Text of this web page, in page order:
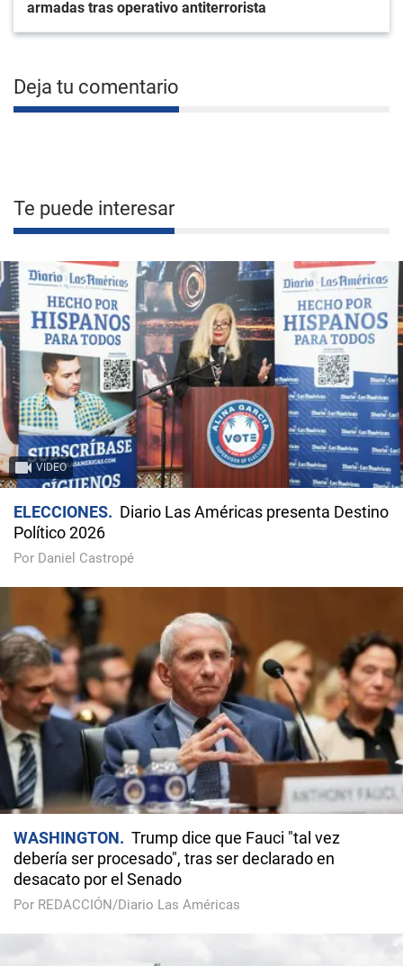
armadas tras operativo antiterrorista
Deja tu comentario
Te puede interesar
VIDEO
ELECCIONES
Diario Las Américas presenta Destino
Político 2026
Por Daniel Castropé
WASHINGTON
Trump dice que Fauci "tal vez
debería ser procesado", tras ser declarado en
desacato por el Senado
Por REDACCIÓN/Diario Las Américas